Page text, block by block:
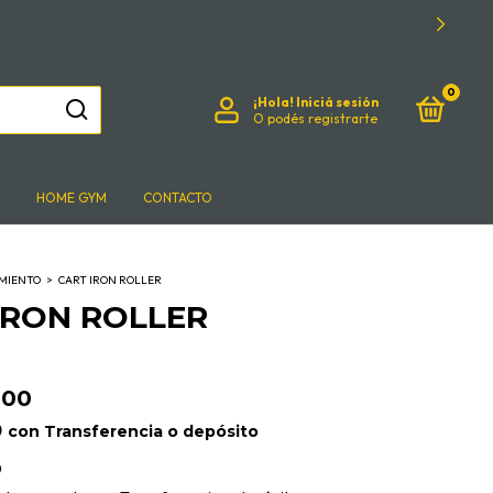
¡Hola! Iniciá sesión
O podés registrarte
0
HOME GYM CONTACTO
> CART IRON ROLLER
ROLLER
con Transferencia o depósito